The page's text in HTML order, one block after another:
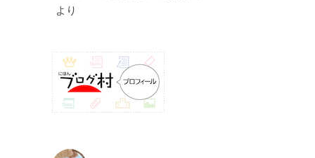
より